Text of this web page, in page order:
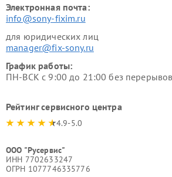
Электронная почта:
info@sony-fixim.ru
для юридических лиц
manager@fix-sony.ru
График работы:
ПН-ВСК с 9:00 до 21:00 без
Рейтинг сервисного центра
4.9-5.0
ООО "Русервис"
ИНН 7702633247
ОГРН 1077746335776